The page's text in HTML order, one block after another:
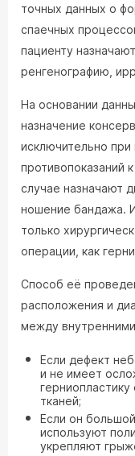
точных данных о
спаечных
пациенту
ренгенографию,
На основании
назначение
исключительно
противопоказаний
случае назначают
ношение бандажа.
только
операции, как
Способ её
расположения и
между
Если дефект
и не имеет
тканей;
Если он
используют
укрепляют